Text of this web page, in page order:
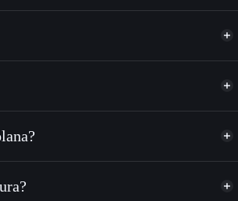
de otros tokens de Solana con enrutamiento